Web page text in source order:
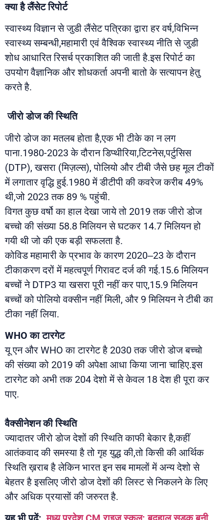
क्या है लैंसेट रिपोर्ट
स्वास्थ्य विज्ञान से जुडी लैंसेट पत्रिका द्वारा हर वर्ष,विभिन्न
स्वास्थ्य सम्बन्धी,महामारी एवं वैश्विक स्वास्थ्य नीति से जुडी
शोध आधारित रिसर्च प्रकाशित की जाती है.इस रिपोर्ट का
उपयोग वैज्ञानिक और शोधकर्ता अपनी बातो के सत्यापन हेतु
करते है.
जीरो डोज की स्थिति
जीरो डोज का मतलब होता है,एक भी टीके का न लग
पाना.1980-2023 के दौरान डिप्थीरिया,टिटनेस,पर्टुसिस
(DTP), खसरा (मिज़ल्स), पोलियो और टीबी जैसे छह मूल टीकों
में लगातार वृद्धि हुई.1980 में डीटीपी की कवरेज करीब 49%
थी,जो 2023 तक 89 % पहुंची.
विगत कुछ वर्षो का हाल देखा जाये तो 2019 तक जीरो डोज
बच्चो की संख्या 58.8 मिलियन से घटकर 14.7 मिलियन हो
गयी थी जो की एक बड़ी सफलता है.
कोविड महामारी के प्रभाव के कारण 2020–23 के दौरान
टीकाकरण दरों में महत्वपूर्ण गिरावट दर्ज की गई.15.6 मिलियन
बच्चों ने DTP3 या खसरा पूरी नहीं कर पाए,15.9 मिलियन
बच्चों को पोलियो वक्सीन नहीं मिली, और 9 मिलियन ने टीबी का
टीका नहीं लिया.
WHO का टारगेट
यू एन और WHO का टारगेट है 2030 तक जीरो डोज बच्चो
की संख्या को 2019 की अपेक्षा आधा किया जाना चाहिए.इस
टारगेट को अभी तक 204 देशो में से केवल 18 देश ही पूरा कर
पाए.
वैक्सीनेशन की स्थिति
ज्यादातर जीरो डोज देशों की स्थिति काफी बेकार है,कहीं
आतंकवाद की समस्या है तो गृह युद्ध की,तो किसी की आर्थिक
स्थिति ख़राब है लेकिन भारत इन सब मामलों में अन्य देशो से
बेहतर है इसलिए जीरो डोज देशों की लिस्ट से निकलने के लिए
और अधिक प्रयासों की जरुरत है.